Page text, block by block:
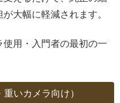
大幅に軽減されます。
使用・入門者の最初の一
いカメラ向け）